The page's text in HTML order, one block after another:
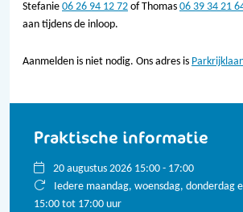
Stefanie 06 26 94 12 72 of Thomas 06 39 34 21
aan tijdens de inloop.
Aanmelden is niet nodig. Ons adres is
Praktische informatie
20 augustus 2026 15:00 - 17:00
Iedere maandag, woensdag, donderdag
15:00 tot 17:00 uur